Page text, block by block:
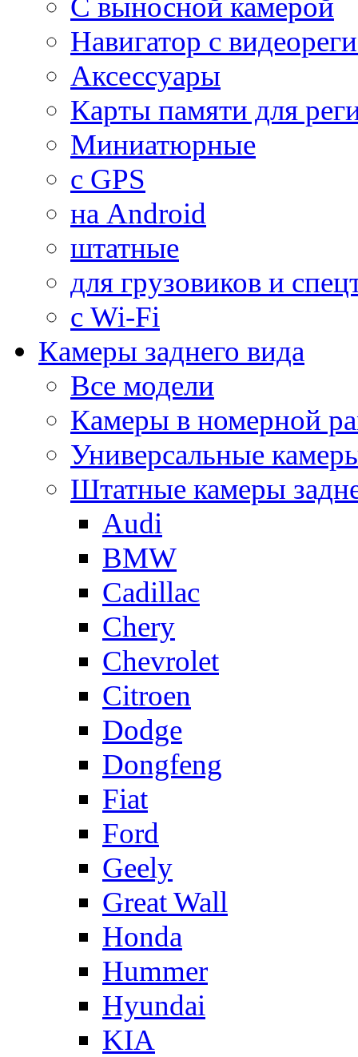
С выносной камерой
Навигатор с
Аксессуары
Карты памяти для
Миниатюрные
с GPS
на Android
штатные
для грузовиков и
с Wi-Fi
Камеры заднего вида
Все модели
Камеры в номерной
Универсальные
Штатные камеры
Audi
BMW
Cadillac
Chery
Chevrolet
Citroen
Dodge
Dongfeng
Fiat
Ford
Geely
Great Wall
Honda
Hummer
Hyundai
KIA